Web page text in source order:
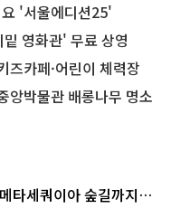
'서울에디션25'
영화관' 무료 상영
즈카페·어린이 체력장
앙박물관 배롱나무 명소
타세쿼이아 숲길까지…